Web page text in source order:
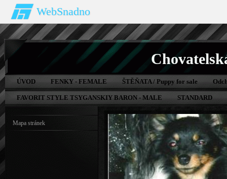
WebSnadno
ÚVOD FENKY - FEMALE ŠTĚŇATA / Puppy for sale
FAVORIT STYLE TSYGANSKIY BARON - MALE STANDARD
Mapa stránek